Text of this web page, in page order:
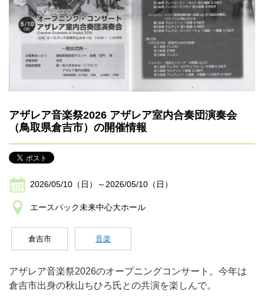
アザレア音楽祭2026 アザレア室内合奏団演奏会
（鳥取県倉吉市）の開催情報
2026/05/10（日）～2026/05/10（日）
エースパック未来中心大ホール
倉吉市 音楽
アザレア音楽祭2026のオープニングコンサート。今年は
倉吉市出身の秋山ちひろ氏との共演を楽しんで。